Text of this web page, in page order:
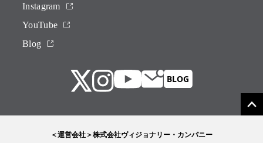
Instagram
YouTube
Blog
＜運営会社＞株式会社ヴィジョナリー・カンパニー